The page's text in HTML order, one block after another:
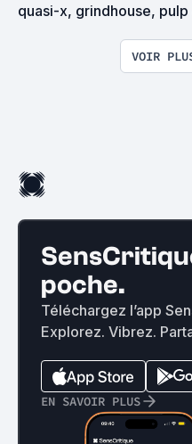
quasi-x, grindhouse, pulp
VOIR
poche.
Téléchargez l’app
Explorez. Vibrez.
EN SAVOIR PLUS